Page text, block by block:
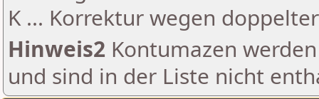
K ... Korrektur wegen
Hinweis2 Kontumazen
und sind in der Liste nicht